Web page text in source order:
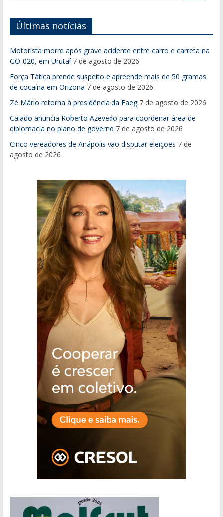
Últimas notícias
Motorista morre após grave acidente entre carro e carreta na
GO-020, em Urutaí 7 de agosto de 2026
Força Tática prende suspeito e apreende mais de 50 gramas
de cocaína em Orizona 7 de agosto de 2026
Zé Mário retorna à presidência da Faeg 7 de agosto de 2026
Caiado anuncia Roberto Azevedo para coordenar área de
diplomacia no plano de governo 7 de agosto de 2026
Cinco vereadores de Anápolis vão disputar eleições 7 de
agosto de 2026